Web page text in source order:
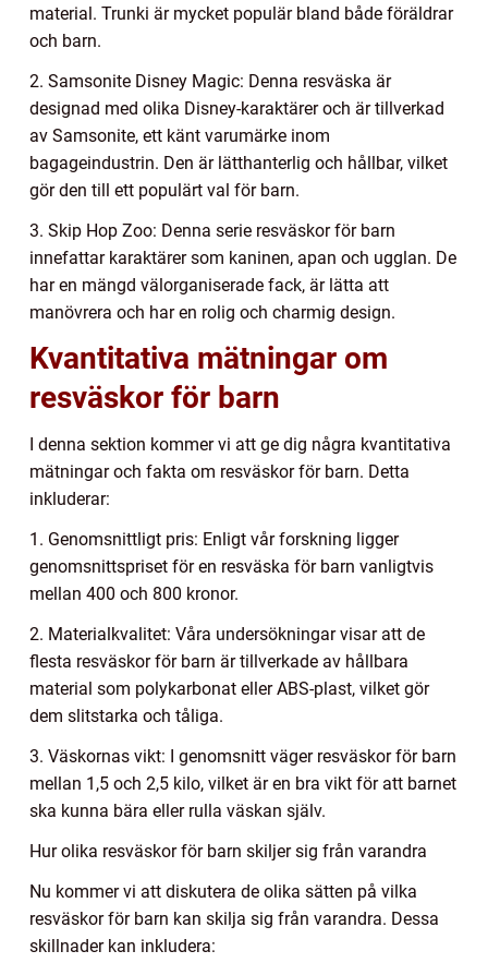
material. Trunki är mycket populär bland både föräldrar
och barn.
2. Samsonite Disney Magic: Denna resväska är
designad med olika Disney-karaktärer och är tillverkad
av Samsonite, ett känt varumärke inom
bagageindustrin. Den är lätthanterlig och hållbar, vilket
gör den till ett populärt val för barn.
3. Skip Hop Zoo: Denna serie resväskor för barn
innefattar karaktärer som kaninen, apan och ugglan. De
har en mängd välorganiserade fack, är lätta att
manövrera och har en rolig och charmig design.
Kvantitativa mätningar om
resväskor för barn
I denna sektion kommer vi att ge dig några kvantitativa
mätningar och fakta om resväskor för barn. Detta
inkluderar:
1. Genomsnittligt pris: Enligt vår forskning ligger
genomsnittspriset för en resväska för barn vanligtvis
mellan 400 och 800 kronor.
2. Materialkvalitet: Våra undersökningar visar att de
flesta resväskor för barn är tillverkade av hållbara
material som polykarbonat eller ABS-plast, vilket gör
dem slitstarka och tåliga.
3. Väskornas vikt: I genomsnitt väger resväskor för barn
mellan 1,5 och 2,5 kilo, vilket är en bra vikt för att barnet
ska kunna bära eller rulla väskan själv.
Hur olika resväskor för barn skiljer sig från varandra
Nu kommer vi att diskutera de olika sätten på vilka
resväskor för barn kan skilja sig från varandra. Dessa
skillnader kan inkludera: